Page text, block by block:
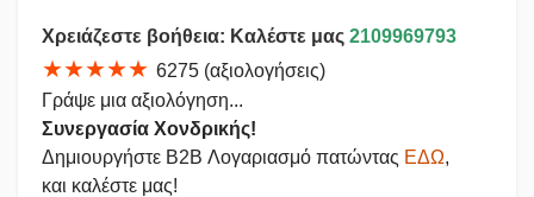
Χρειάζεστε βοήθεια: Καλέστε μας 2109969793
★★★★★ 6275 (αξιολογήσεις)
Γράψε μια αξιολόγηση...
Συνεργασία Χονδρικής!
Δημιουργήστε B2B Λογαριασμό πατώντας ΕΔΩ,
και καλέστε μας!